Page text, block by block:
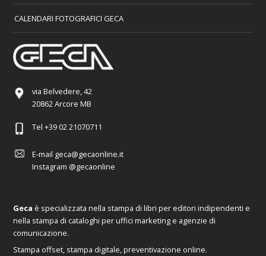
CALENDARI FOTOGRAFICI GECA
via Belvedere, 42
20862 Arcore MB
Tel +39 02 21070711
E-mail geca@gecaonline.it
Instagram @gecaonline
Geca è specializzata nella stampa di libri per editori indipendenti e
nella stampa di cataloghi per uffici marketing e agenzie di
comunicazione.
Stampa offset, stampa digitale, preventivazione online.